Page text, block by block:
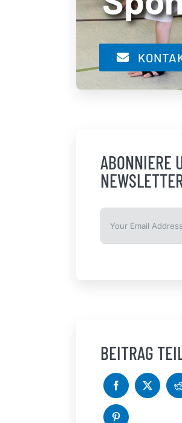
ABONNIERE
BEITRAG